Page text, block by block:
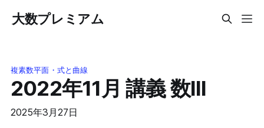
大数プレミアム
複素数平面・式と曲線
2022年11月 講義 数III
2025年3月27日